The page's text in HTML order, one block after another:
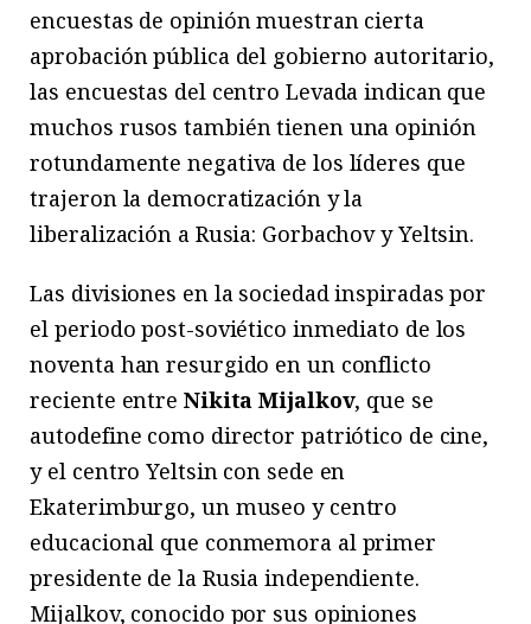
encuestas de opinión muestran cierta
aprobación pública del gobierno autoritario,
las encuestas del centro Levada indican que
muchos rusos también tienen una opinión
rotundamente negativa de los líderes que
trajeron la democratización y la
liberalización a Rusia: Gorbachov y Yeltsin.
Las divisiones en la sociedad inspiradas por
el periodo post-soviético inmediato de los
noventa han resurgido en un conflicto
reciente entre Nikita Mijalkov, que se
autodefine como director patriótico de cine,
y el centro Yeltsin con sede en
Ekaterimburgo, un museo y centro
educacional que conmemora al primer
presidente de la Rusia independiente.
Mijalkov, conocido por sus opiniones